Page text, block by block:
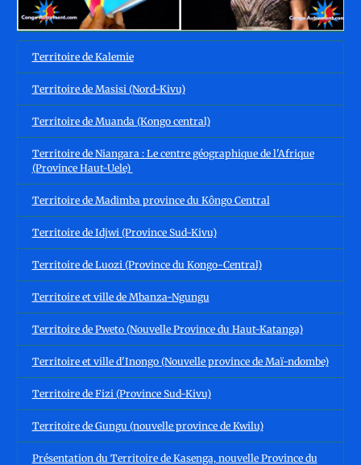
Territoire de Kalemie
Territoire de Masisi (Nord-Kivu)
Territoire de Muanda (Kongo central)
Territoire de Niangara : Le centre géographique de l'Afrique
(Province Haut-Uele)
Territoire de Madimba province du Kôngo Central
Territoire de Idjwi (Province Sud-Kivu)
Territoire de Luozi (Province du Kongo-Central)
Territoire et ville de Mbanza-Ngungu
Territoire de Pweto (Nouvelle Province du Haut-Katanga)
Territoire et ville d'Inongo (Nouvelle province de Maï-ndombe)
Territoire de Fizi (Province Sud-Kivu)
Territoire de Gungu (nouvelle province de Kwilu)
Présentation du Territoire de Kasenga, nouvelle Province du